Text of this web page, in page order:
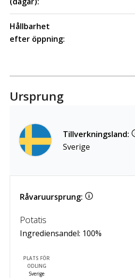
Hållbarhet
efter öppning:
Ursprung
Tillverkningsland:
Sverige
Råvaruursprung:
Potatis
Ingrediensandel: 100%
PLATS FÖR
ODLING
Sverige